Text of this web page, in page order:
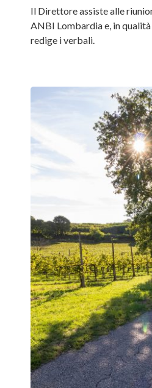
Il Direttore assiste alle
ANBI Lombardia e, in
redige i verbali.